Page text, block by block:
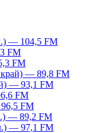
— 104,5 FM
FM
FM
край) — 89,8 FM
— 93,1 FM
FM
FM
— 89,2 FM
— 97,1 FM